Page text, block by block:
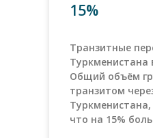
15%
Транзитные
Туркменистана
Общий объём
транзитом
что на 15%